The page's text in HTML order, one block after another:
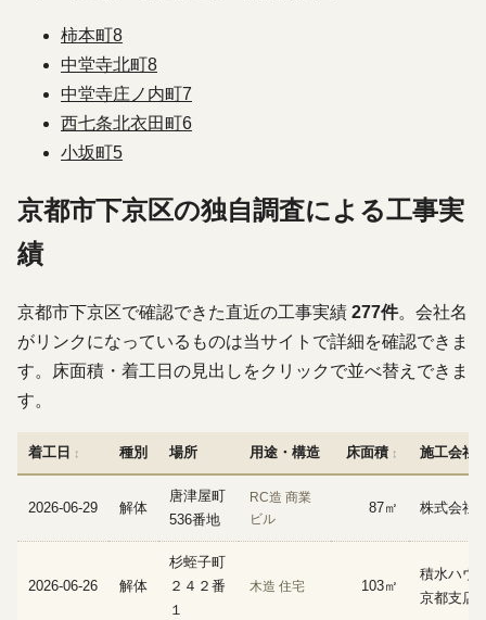
柿本町8
中堂寺北町8
中堂寺庄ノ内町7
西七条北衣田町6
小坂町5
京都市下京区の独自調査による工事実
績
京都市下京区で確認できた直近の工事実績 277件。会社名
がリンクになっているものは当サイトで詳細を確認できま
す。床面積・着工日の見出しをクリックで並べ替えできま
す。
着工日 種別 場所 用途・構造 床面積 施工会社
2026-06-29 解体
唐津屋町
536番地
RC造 商業
ビル
87㎡ 株式会社
2026-06-26 解体
杉蛭子町
２４２番
１
木造 住宅 103㎡
積水ハウ
京都支店